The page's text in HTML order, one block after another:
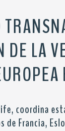
DE LA
coordina
de Francia,